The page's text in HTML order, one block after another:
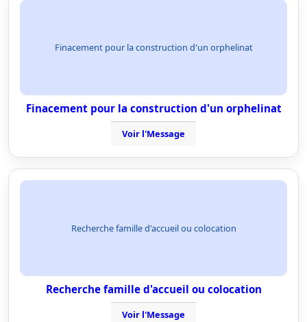
Finacement pour la construction d'un orphelinat
Finacement pour la construction d'un orphelinat
Voir l'Message
Recherche famille d'accueil ou colocation
Recherche famille d'accueil ou colocation
Voir l'Message